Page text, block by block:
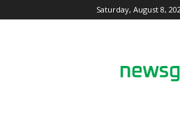
Saturday, August 8,